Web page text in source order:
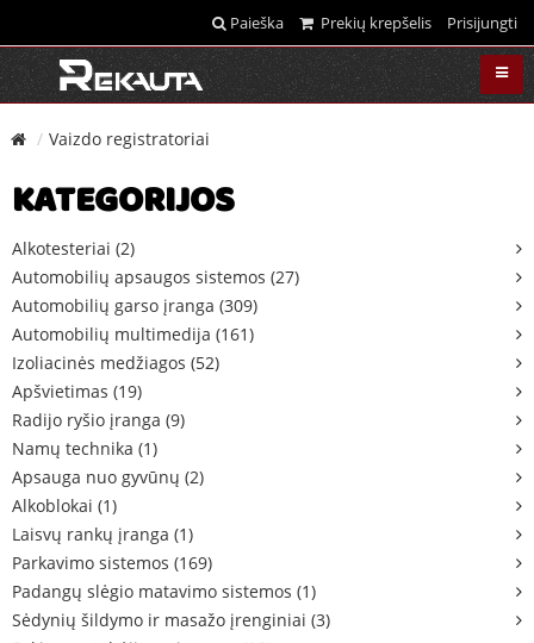
Paieška Prekių krepšelis Prisijungti
Vaizdo registratoriai
KATEGORIJOS
Alkotesteriai (2)
Automobilių apsaugos sistemos (27)
Automobilių garso įranga (309)
Automobilių multimedija (161)
Izoliacinės medžiagos (52)
Apšvietimas (19)
Radijo ryšio įranga (9)
Namų technika (1)
Apsauga nuo gyvūnų (2)
Alkoblokai (1)
Laisvų rankų įranga (1)
Parkavimo sistemos (169)
Padangų slėgio matavimo sistemos (1)
Sėdynių šildymo ir masažo įrenginiai (3)